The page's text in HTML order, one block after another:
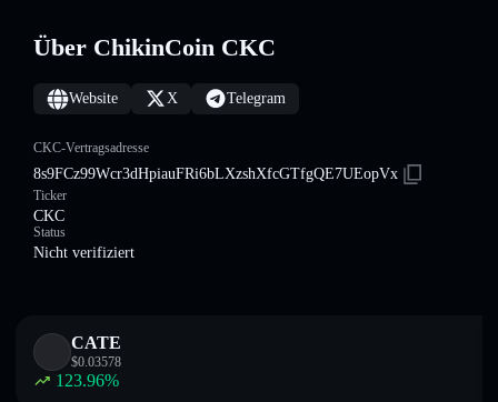
Über ChikinCoin CKC
Website X Telegram
CKC-Vertragsadresse
8s9FCz99Wcr3dHpiauFRi6bLXzshXfcGTfgQE7UEopVx
Ticker
CKC
Status
Nicht verifiziert
CATE
$0.03578
123.96%